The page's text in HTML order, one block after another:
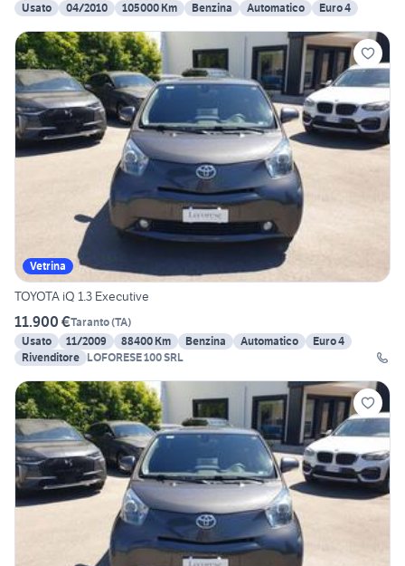
Usato
04/2010 105000 Km Benzina Automatico Euro 4
Vetrina
TOYOTA iQ 1.3 Executive
11.900 €Taranto(TA)
Usato
11/2009 88400 Km Benzina Automatico
Euro 4
Rivenditore LOFORESE 100 SRL